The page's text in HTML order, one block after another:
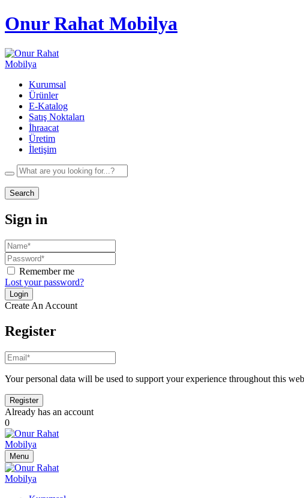
Onur Rahat Mobilya
Kurumsal
Ürünler
E-Katalog
Satış Noktaları
İhraacat
Üretim
İletişim
Search
Sign in
Remember me
Lost your password?
Create An Account
Register
Your personal data will be used to support your experience throughout this
Already has an account
0
Menu